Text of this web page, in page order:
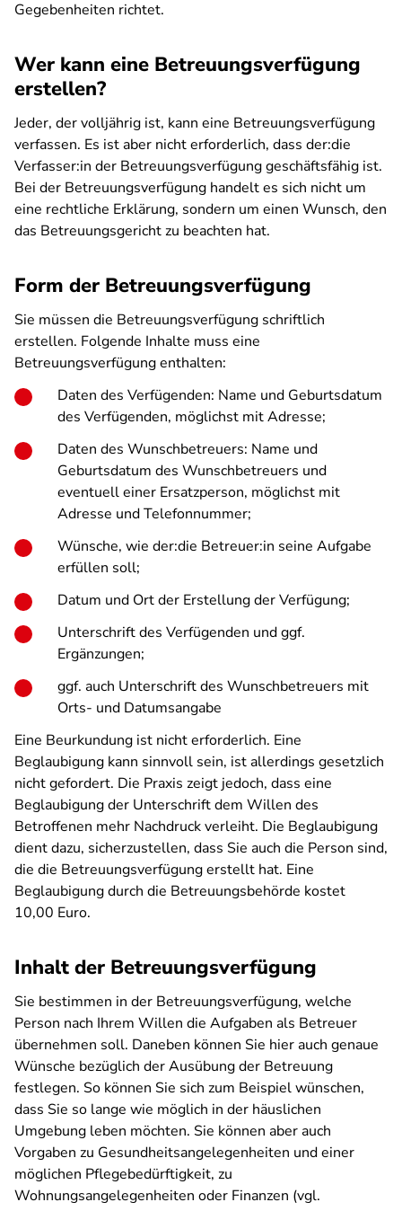
Gegebenheiten richtet.
Wer kann eine Betreuungsverfügung
erstellen?
Jeder, der volljährig ist, kann eine Betreuungsverfügung
verfassen. Es ist aber nicht erforderlich, dass der:die
Verfasser:in der Betreuungsverfügung geschäftsfähig ist.
Bei der Betreuungsverfügung handelt es sich nicht um
eine rechtliche Erklärung, sondern um einen Wunsch, den
das Betreuungsgericht zu beachten hat.
Form der Betreuungsverfügung
Sie müssen die Betreuungsverfügung schriftlich
erstellen. Folgende Inhalte muss eine
Betreuungsverfügung enthalten:
Daten des Verfügenden: Name und Geburtsdatum
des Verfügenden, möglichst mit Adresse;
Daten des Wunschbetreuers: Name und
Geburtsdatum des Wunschbetreuers und
eventuell einer Ersatzperson, möglichst mit
Adresse und Telefonnummer;
Wünsche, wie der:die Betreuer:in seine Aufgabe
erfüllen soll;
Datum und Ort der Erstellung der Verfügung;
Unterschrift des Verfügenden und ggf.
Ergänzungen;
ggf. auch Unterschrift des Wunschbetreuers mit
Orts- und Datumsangabe
Eine Beurkundung ist nicht erforderlich. Eine
Beglaubigung kann sinnvoll sein, ist allerdings gesetzlich
nicht gefordert. Die Praxis zeigt jedoch, dass eine
Beglaubigung der Unterschrift dem Willen des
Betroffenen mehr Nachdruck verleiht. Die Beglaubigung
dient dazu, sicherzustellen, dass Sie auch die Person sind,
die die Betreuungsverfügung erstellt hat. Eine
Beglaubigung durch die Betreuungsbehörde kostet
10,00 Euro.
Inhalt der Betreuungsverfügung
Sie bestimmen in der Betreuungsverfügung, welche
Person nach Ihrem Willen die Aufgaben als Betreuer
übernehmen soll. Daneben können Sie hier auch genaue
Wünsche bezüglich der Ausübung der Betreuung
festlegen. So können Sie sich zum Beispiel wünschen,
dass Sie so lange wie möglich in der häuslichen
Umgebung leben möchten. Sie können aber auch
Vorgaben zu Gesundheitsangelegenheiten und einer
möglichen Pflegebedürftigkeit, zu
Wohnungsangelegenheiten oder Finanzen (vgl.